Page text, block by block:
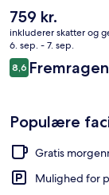
kun en kort gåtur
minutter væk og
Den
nuværende
pris
er
759 kr.
759 kr.
inkluderer skatter og
6. sep. - 7. sep.
Anmeldelser
8,68,6 ud af 10.
Populære
Gratis
Mulighed for